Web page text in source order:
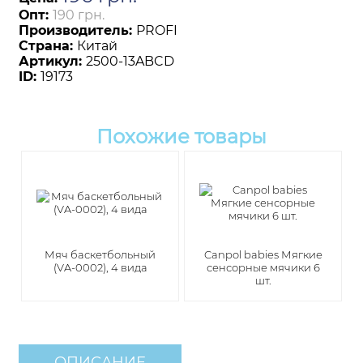
Опт: 190 грн.
Производитель: PROFI
Страна: Китай
Артикул: 2500-13ABCD
ID: 19173
Похожие товары
Мяч баскетбольный
(VA-0002), 4 вида
Canpol babies Мягкие
сенсорные мячики 6
шт.